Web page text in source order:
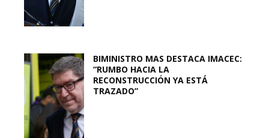
BIMINISTRO MAS DESTACA IMACEC:
“RUMBO HACIA LA
RECONSTRUCCIÓN YA ESTÁ
TRAZADO”